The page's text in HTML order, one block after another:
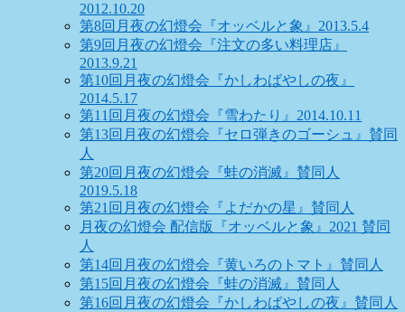
2012.10.20
第8回月夜の幻燈会『オッベルと象』2013.5.4
第9回月夜の幻燈会『注文の多い料理店』
2013.9.21
第10回月夜の幻燈会『かしわばやしの夜』
2014.5.17
第11回月夜の幻燈会『雪わたり』2014.10.11
第13回月夜の幻燈会『セロ弾きのゴーシュ』賛同
人
第20回月夜の幻燈会『蛙の消滅』賛同人
2019.5.18
第21回月夜の幻燈会『よだかの星』賛同人
月夜の幻燈会 配信版『オッベルと象』2021 賛同
人
第14回月夜の幻燈会『黄いろのトマト』賛同人
第15回月夜の幻燈会『蛙の消滅』賛同人
第16回月夜の幻燈会『かしわばやしの夜』賛同人